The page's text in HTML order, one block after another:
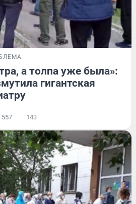
а толпа уже была»:
гигантская
557 143